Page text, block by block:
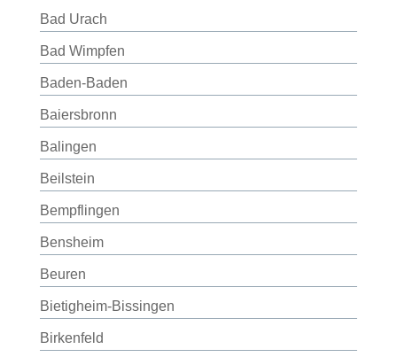
Bad Urach
Bad Wimpfen
Baden-Baden
Baiersbronn
Balingen
Beilstein
Bempflingen
Bensheim
Beuren
Bietigheim-Bissingen
Birkenfeld